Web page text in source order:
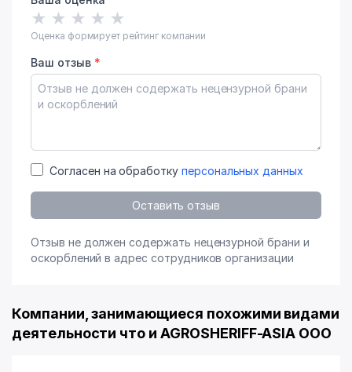
★ ★ ★ ★ ★
Оценка формирует рейтинг компании
Ваш отзыв *
Согласен на обработку персональных данных
Оставить отзыв
Отзыв не должен содержать нецензурной брани и
оскорблений в адрес сотрудников организации
Компании, занимающиеся похожими видами
деятельности что и AGROSHERIFF-ASIA ООО